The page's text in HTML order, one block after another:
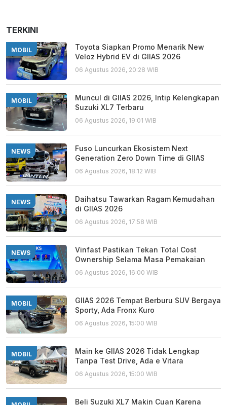
TERKINI
MOBIL
Toyota Siapkan Promo Menarik New
Veloz Hybrid EV di GIIAS 2026
06 Agustus 2026, 20:28 WIB
MOBIL
Muncul di GIIAS 2026, Intip Kelengkapan
Suzuki XL7 Terbaru
06 Agustus 2026, 19:01 WIB
NEWS
Fuso Luncurkan Ekosistem Next
Generation Zero Down Time di GIIAS
06 Agustus 2026, 18:12 WIB
NEWS
Daihatsu Tawarkan Ragam Kemudahan
di GIIAS 2026
06 Agustus 2026, 17:58 WIB
NEWS
Vinfast Pastikan Tekan Total Cost
Ownership Selama Masa Pemakaian
06 Agustus 2026, 16:00 WIB
MOBIL
GIIAS 2026 Tempat Berburu SUV Bergaya
Sporty, Ada Fronx Kuro
06 Agustus 2026, 15:00 WIB
MOBIL
Main ke GIIAS 2026 Tidak Lengkap
Tanpa Test Drive, Ada e Vitara
06 Agustus 2026, 15:00 WIB
Beli Suzuki XL7 Makin Cuan Karena